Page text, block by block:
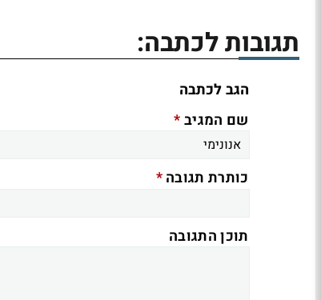
תגובות לכתבה:
הגב לכתבה
שם המגיב*
כותרת תגובה*
תוכן התגובה